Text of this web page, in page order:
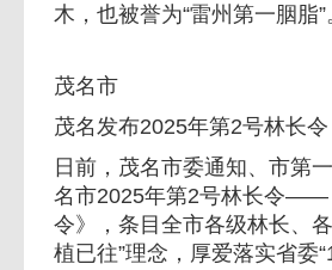
木，也被誉为“雷州第一胭脂
茂名市
茂名发布2025年第2号林长令
日前，茂名市委通知、市第
名市2025年第2号林长令——
令》，条目全市各级林长、
植已往”理念，厚爱落实省委